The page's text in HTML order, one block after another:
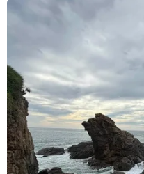
Nhà lãnh đạo Triều Tiên
lửa đạn đạo liên lục địa
định.
Liên minh châu Âu
lên án vụ phóng tên
(ICBM) của Triều